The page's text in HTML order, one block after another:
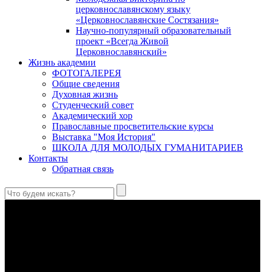
церковнославянскому языку
«Церковнославянские Состязания»
Научно-популярный образовательный
проект «Всегда Живой
Церковнославянский»
Жизнь академии
ФОТОГАЛЕРЕЯ
Общие сведения
Духовная жизнь
Студенческий совет
Академический хор
Православные просветительские курсы
Выставка "Моя История"
ШКОЛА ДЛЯ МОЛОДЫХ ГУМАНИТАРИЕВ
Контакты
Обратная связь